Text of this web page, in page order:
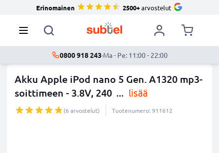
Erinomainen 2500+arvostelut
0800 918 243·Ma - Pe: 11:00 - 22:00
Akku Apple iPod nano 5 Gen. A1320 mp3-
soittimeen - 3.8V, 240 ... lisää
(6 arvostelut) Tuotenumero: 911612